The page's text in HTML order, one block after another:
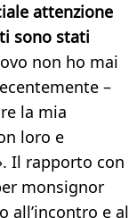
attenzione
sono stati
non ho mai
–
la mia
loro e
Il rapporto con
monsignor
all’incontro e al